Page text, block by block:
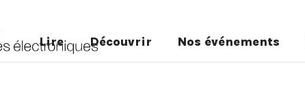
Lire Découvrir Nos événements